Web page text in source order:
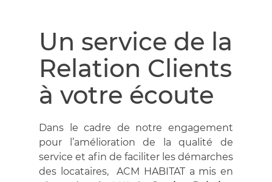
Un service de la
Relation Clients
à votre écoute
Dans le cadre de notre engagement
pour l’amélioration de la qualité de
service et afin de faciliter les démarches
des locataires, ACM HABITAT a mis en